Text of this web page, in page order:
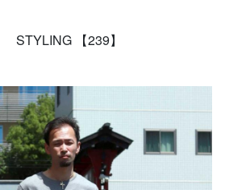
STYLING 【239】